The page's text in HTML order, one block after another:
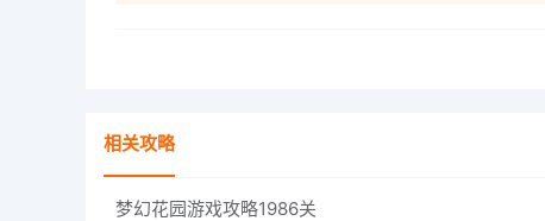
相关攻略
梦幻花园游戏攻略1986关